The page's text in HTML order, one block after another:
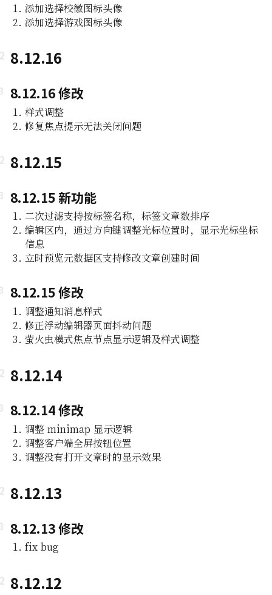
添加选择校徽图标头像
添加选择游戏图标头像
8.12.16
8.12.16 修改
样式调整
修复焦点提示无法关闭问题
8.12.15
8.12.15 新功能
二次过滤支持按标签名称，标签文章数排序
编辑区内，通过方向键调整光标位置时，显示光标坐标
信息
立时预览元数据区支持修改文章创建时间
8.12.15 修改
调整通知消息样式
修正浮动编辑器页面抖动问题
萤火虫模式焦点节点显示逻辑及样式调整
8.12.14
8.12.14 修改
调整 minimap 显示逻辑
调整客户端全屏按钮位置
调整没有打开文章时的显示效果
8.12.13
8.12.13 修改
fix bug
8.12.12